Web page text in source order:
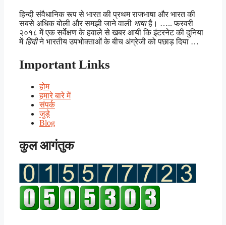
हिन्दी संवैधानिक रूप से भारत की प्रथम राजभाषा और भारत की
सबसे अधिक बोली और समझी जाने वाली भाषाहै। ….. फरवरी
२०१८ में एक सर्वेक्षण के हवाले से खबर आयी कि इंटरनेट की दुनिया
में हिंदीने भारतीय उपभोक्ताओं के बीच अंग्रेजी को पछाड़ दिया …
Important Links
होम
हमारे बारे में
संपर्क
जुड़े
Blog
कुल आगंतुक